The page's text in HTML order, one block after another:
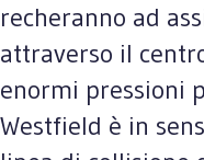
recheranno ad
attraverso il
enormi pressioni
Westfield è in